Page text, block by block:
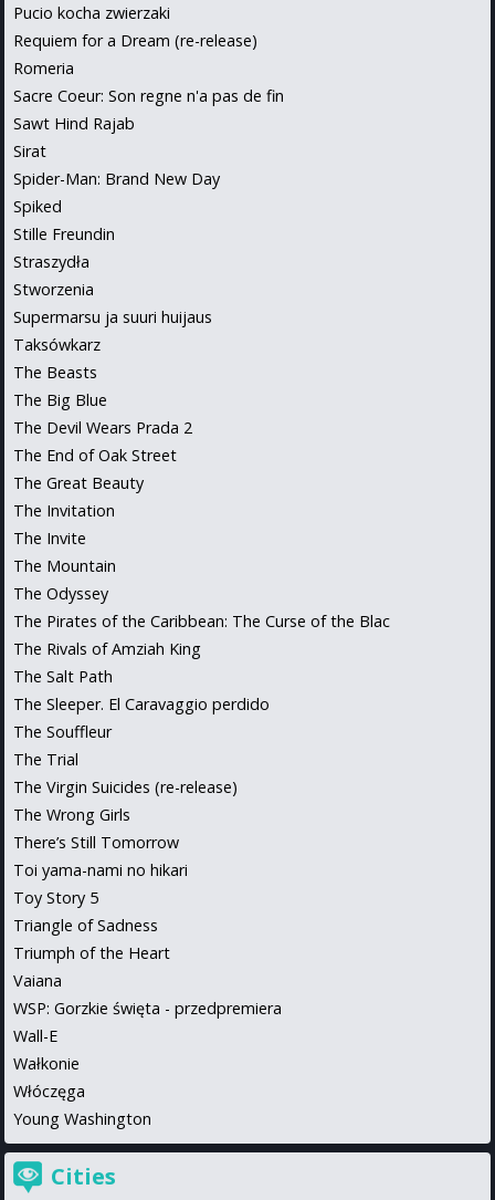
Pucio kocha zwierzaki
Requiem for a Dream (re-release)
Romeria
Sacre Coeur: Son regne n'a pas de fin
Sawt Hind Rajab
Sirat
Spider-Man: Brand New Day
Spiked
Stille Freundin
Straszydła
Stworzenia
Supermarsu ja suuri huijaus
Taksówkarz
The Beasts
The Big Blue
The Devil Wears Prada 2
The End of Oak Street
The Great Beauty
The Invitation
The Invite
The Mountain
The Odyssey
The Pirates of the Caribbean: The Curse of the Blac
The Rivals of Amziah King
The Salt Path
The Sleeper. El Caravaggio perdido
The Souffleur
The Trial
The Virgin Suicides (re-release)
The Wrong Girls
There’s Still Tomorrow
Toi yama-nami no hikari
Toy Story 5
Triangle of Sadness
Triumph of the Heart
Vaiana
WSP: Gorzkie święta - przedpremiera
Wall-E
Wałkonie
Włóczęga
Young Washington
Cities